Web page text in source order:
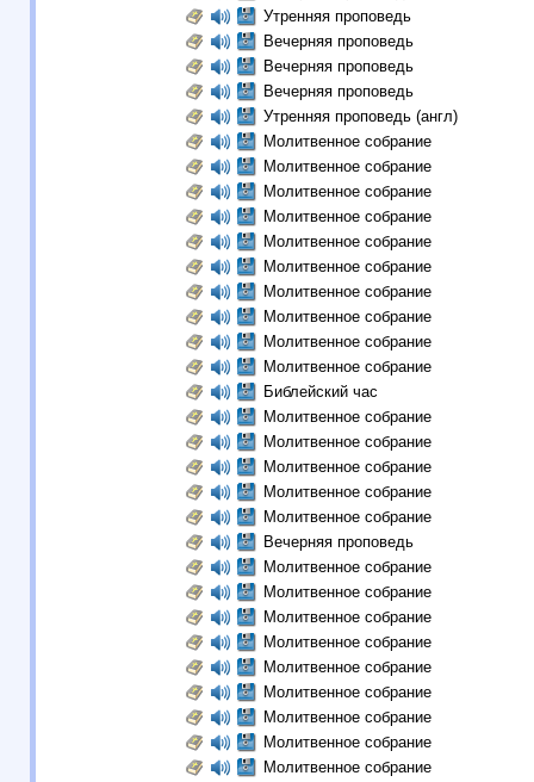
Утренняя проповедь
Вечерняя проповедь
Вечерняя проповедь
Вечерняя проповедь
Утренняя проповедь (англ)
Молитвенное собрание
Молитвенное собрание
Молитвенное собрание
Молитвенное собрание
Молитвенное собрание
Молитвенное собрание
Молитвенное собрание
Молитвенное собрание
Молитвенное собрание
Молитвенное собрание
Библейский час
Молитвенное собрание
Молитвенное собрание
Молитвенное собрание
Молитвенное собрание
Молитвенное собрание
Вечерняя проповедь
Молитвенное собрание
Молитвенное собрание
Молитвенное собрание
Молитвенное собрание
Молитвенное собрание
Молитвенное собрание
Молитвенное собрание
Молитвенное собрание
Молитвенное собрание